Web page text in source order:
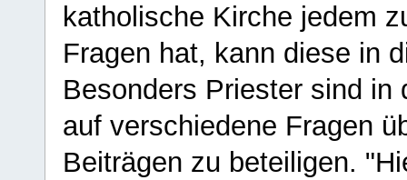
katholische Kirche jedem
Fragen hat, kann diese in
Besonders Priester sind in
auf verschiedene Fragen
Beiträgen zu beteiligen.